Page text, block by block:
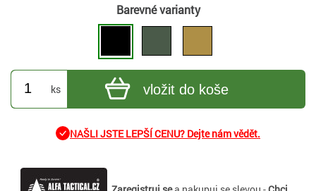
Barevné varianty
ks vložit do koše
NAŠLI JSTE LEPŠÍ CENU? Dejte nám vědět.